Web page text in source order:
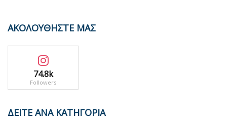
ΑΚΟΛΟΥΘΗΣΤΕ ΜΑΣ
74.8k
Followers
ΔΕΙΤΕ ΑΝΑ ΚΑΤΗΓΟΡΙΑ